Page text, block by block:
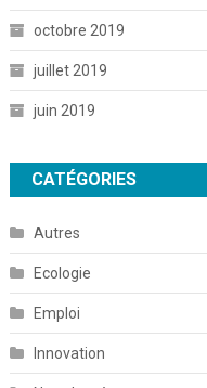
octobre 2019
juillet 2019
juin 2019
CATÉGORIES
Autres
Ecologie
Emploi
Innovation